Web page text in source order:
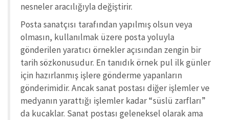
nesneler aracılığıyla değiştirir.
Posta sanatçısı tarafından yapılmış olsun veya
olmasın, kullanılmak üzere posta yoluyla
gönderilen yaratıcı örnekler açısından zengin bir
tarih sözkonusudur. En tanıdık örnek pul ilk günler
için hazırlanmış işlere gönderme yapanların
gönderimidir. Ancak sanat postası diğer işlemler ve
medyanın yarattığı işlemler kadar “süslü zarfları”
da kucaklar. Sanat postası geleneksel olarak ama